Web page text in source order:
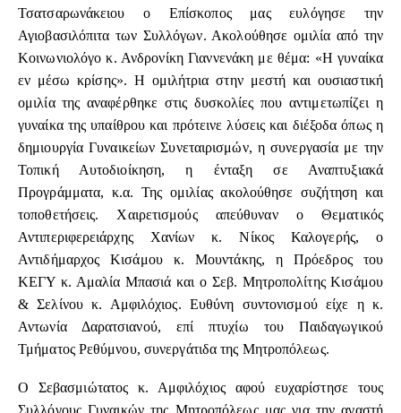
Τσατσαρωνάκειου ο Επίσκοπος μας ευλόγησε την
Αγιοβασιλόπιτα των Συλλόγων. Ακολούθησε ομιλία από την
Κοινωνιολόγο κ. Ανδρονίκη Γιαννενάκη με θέμα: «Η γυναίκα
εν μέσω κρίσης». Η ομιλήτρια στην μεστή και ουσιαστική
ομιλία της αναφέρθηκε στις δυσκολίες που αντιμετωπίζει η
γυναίκα της υπαίθρου και πρότεινε λύσεις και διέξοδα όπως η
δημιουργία Γυναικείων Συνεταιρισμών, η συνεργασία με την
Τοπική Αυτοδιοίκηση, η ένταξη σε Αναπτυξιακά
Προγράμματα, κ.α. Της ομιλίας ακολούθησε συζήτηση και
τοποθετήσεις. Χαιρετισμούς απεύθυναν ο Θεματικός
Αντιπεριφερειάρχης Χανίων κ. Νίκος Καλογερής, ο
Αντιδήμαρχος Κισάμου κ. Μουντάκης, η Πρόεδρος του
ΚΕΓΥ κ. Αμαλία Μπασιά και ο Σεβ. Μητροπολίτης Κισάμου
& Σελίνου κ. Αμφιλόχιος. Ευθύνη συντονισμού είχε η κ.
Αντωνία Δαρατσιανού, επί πτυχίω του Παιδαγωγικού
Τμήματος Ρεθύμνου, συνεργάτιδα της Μητροπόλεως.
Ο Σεβασμιώτατος κ. Αμφιλόχιος αφού ευχαρίστησε τους
Συλλόγους Γυναικών της Μητροπόλεως μας για την αγαστή